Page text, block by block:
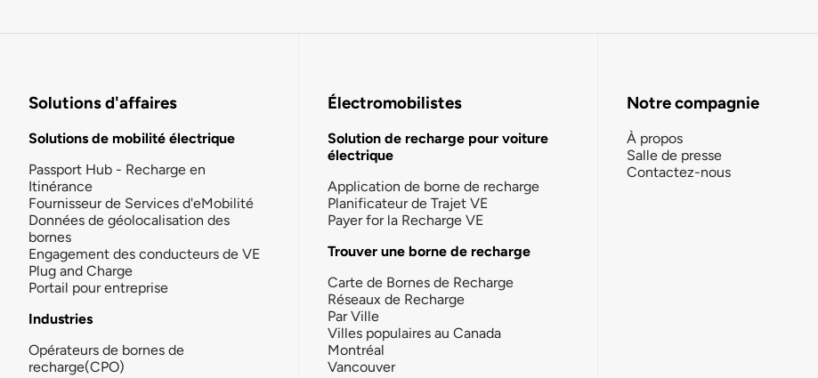
Solutions d'affaires
Solutions de mobilité électrique
Passport Hub - Recharge en
Itinérance
Fournisseur de Services d'eMobilité
Données de géolocalisation des
bornes
Engagement des conducteurs de VE
Plug and Charge
Portail pour entreprise
Industries
Opérateurs de bornes de
recharge(CPO)
Électromobilistes
Solution de recharge pour voiture
électrique
Application de borne de recharge
Planificateur de Trajet VE
Payer for la Recharge VE
Trouver une borne de recharge
Carte de Bornes de Recharge
Réseaux de Recharge
Par Ville
Villes populaires au Canada
Montréal
Vancouver
Notre compagnie
À propos
Salle de presse
Contactez-nous